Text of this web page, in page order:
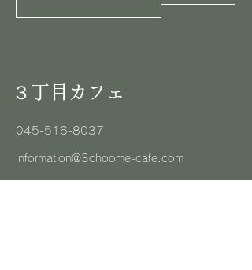
３丁目カフェ
045-516-8037
information@3choome-cafe.com